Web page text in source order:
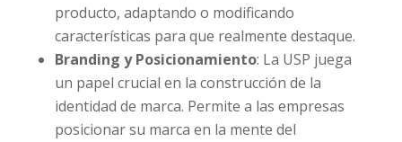
producto, adaptando o modificando
características para que realmente destaque.
Branding y Posicionamiento: La USP juega
un papel crucial en la construcción de la
identidad de marca. Permite a las empresas
posicionar su marca en la mente del